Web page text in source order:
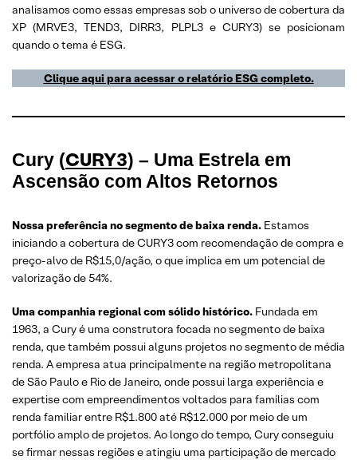
analisamos como essas empresas sob o universo de cobertura da
XP (MRVE3, TEND3, DIRR3, PLPL3 e CURY3) se posicionam
quando o tema é ESG.
Clique aqui para acessar o relatório ESG completo.
Cury (CURY3) – Uma Estrela em
Ascensão com Altos Retornos
Nossa preferência no segmento de baixa renda. Estamos
iniciando a cobertura de CURY3 com recomendação de compra e
preço-alvo de R$15,0/ação, o que implica em um potencial de
valorização de 54%.
Uma companhia regional com sólido histórico. Fundada em
1963, a Cury é uma construtora focada no segmento de baixa
renda, que também possui alguns projetos no segmento de média
renda. A empresa atua principalmente na região metropolitana
de São Paulo e Rio de Janeiro, onde possui larga experiência e
expertise com empreendimentos voltados para famílias com
renda familiar entre R$1.800 até R$12.000 por meio de um
portfólio amplo de projetos. Ao longo do tempo, Cury conseguiu
se firmar nessas regiões e atingiu uma participação de mercado